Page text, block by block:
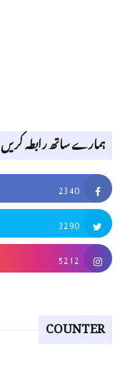
ہمارے ساتھ رابطہ کریں
2340
3290
5212
COUNTER